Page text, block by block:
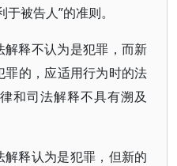
被告人”的准则。
释不认为是犯罪，而新
的，应适用行为时的法
和司法解释不具有溯及
释认为是犯罪，但新的